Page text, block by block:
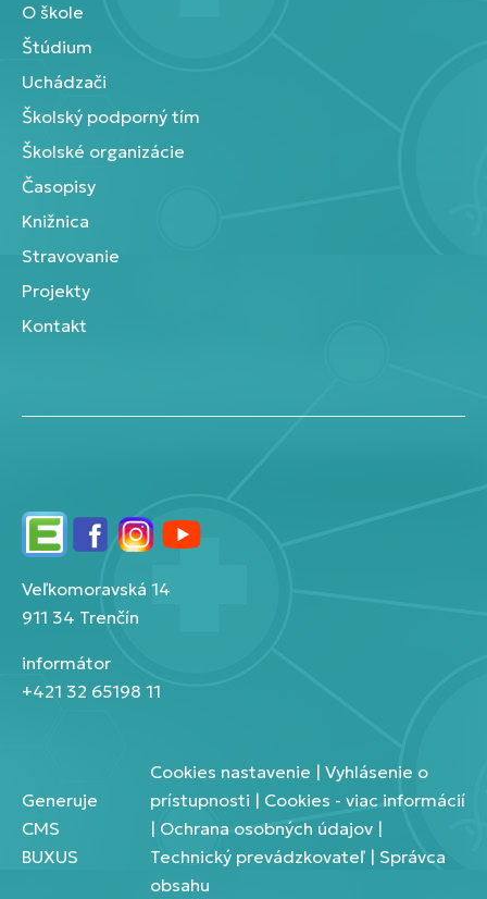
O škole
Štúdium
Uchádzači
Školský podporný tím
Školské organizácie
Časopisy
Knižnica
Stravovanie
Projekty
Kontakt
EdupageFacebookInstagram
YouTube
Veľkomoravská 14
911 34 Trenčín
informátor
+421 32 65198 11
Generuje
CMS
BUXUS
Cookies nastavenie | Vyhlásenie o
prístupnosti | Cookies - viac informácií
| Ochrana osobných údajov |
Technický prevádzkovateľ | Správca
obsahu